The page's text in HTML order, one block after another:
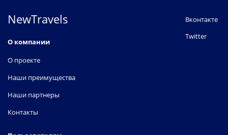
NewTravels
О компании
О проекте
Наши преимущества
Наши партнеры
Контакты
Вконтакте
Twitter